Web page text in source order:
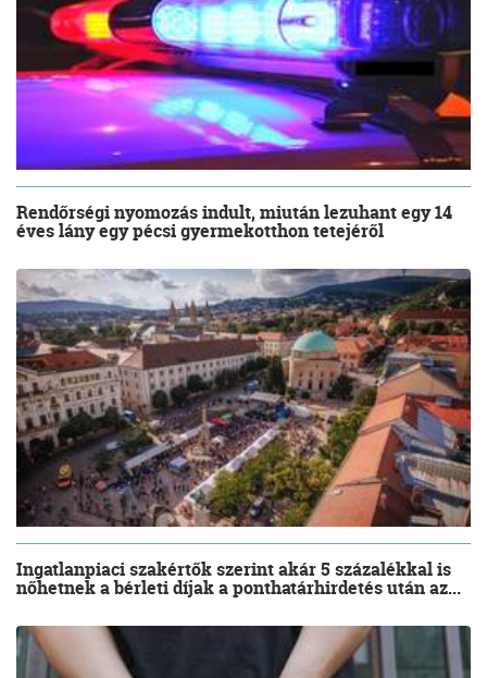
Rendőrségi nyomozás indult, miután lezuhant egy 14
éves lány egy pécsi gyermekotthon tetejéről
Ingatlanpiaci szakértők szerint akár 5 százalékkal is
nőhetnek a bérleti díjak a ponthatárhirdetés után az...